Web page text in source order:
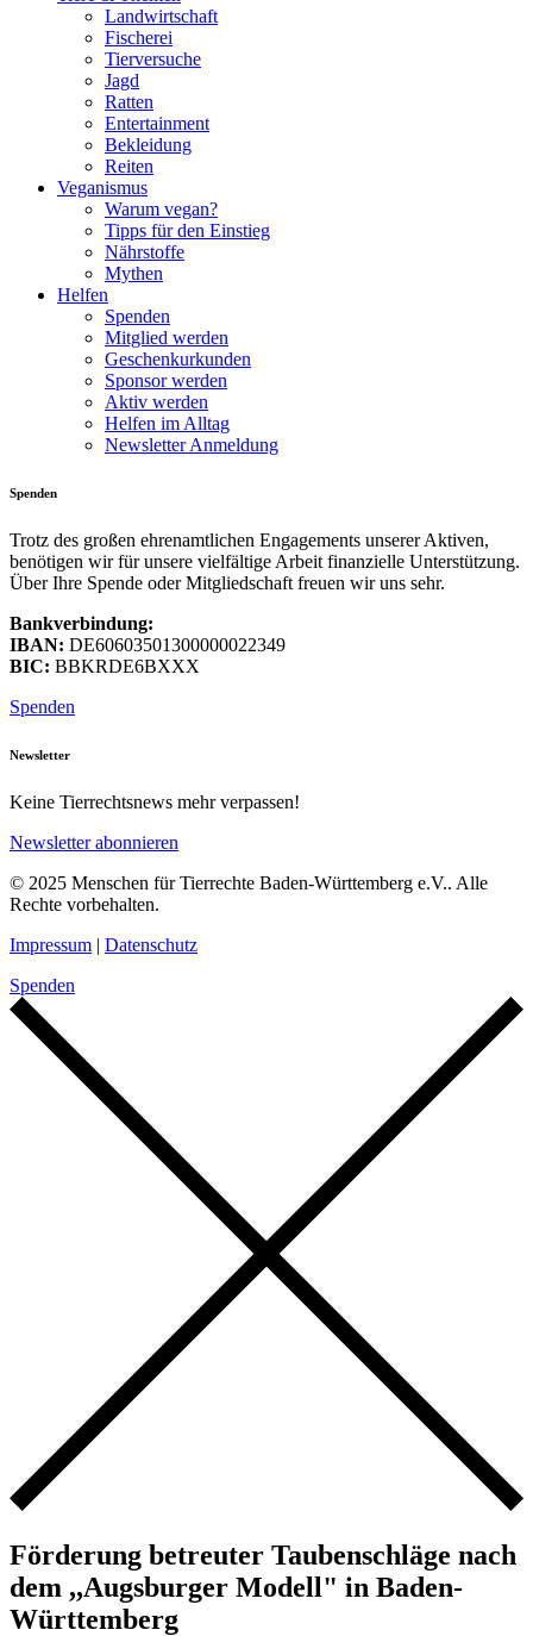
Landwirtschaft
Fischerei
Tierversuche
Jagd
Ratten
Entertainment
Bekleidung
Reiten
Veganismus
Warum vegan?
Tipps für den Einstieg
Nährstoffe
Mythen
Helfen
Spenden
Mitglied werden
Geschenkurkunden
Sponsor werden
Aktiv werden
Helfen im Alltag
Newsletter Anmeldung
Spenden
Trotz des großen ehrenamtlichen Engagements unserer Aktiven,
benötigen wir für unsere vielfältige Arbeit finanzielle Unterstützung.
Über Ihre Spende oder Mitgliedschaft freuen wir uns sehr.
Bankverbindung:
IBAN: DE60603501300000022349
BIC: BBKRDE6BXXX
Spenden
Newsletter
Keine Tierrechtsnews mehr verpassen!
Newsletter abonnieren
© 2025 Menschen für Tierrechte Baden-Württemberg e.V.. Alle
Rechte vorbehalten.
Impressum | Datenschutz
Spenden
Förderung betreuter Taubenschläge nach
dem ,,Augsburger Modell" in Baden-
Württemberg